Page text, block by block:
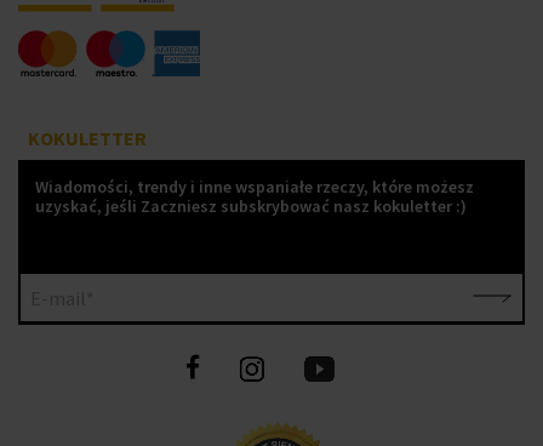
KOKULETTER
Wiadomości, trendy i inne wspaniałe rzeczy, które możesz
uzyskać, jeśli Zaczniesz subskrybować nasz kokuletter :)